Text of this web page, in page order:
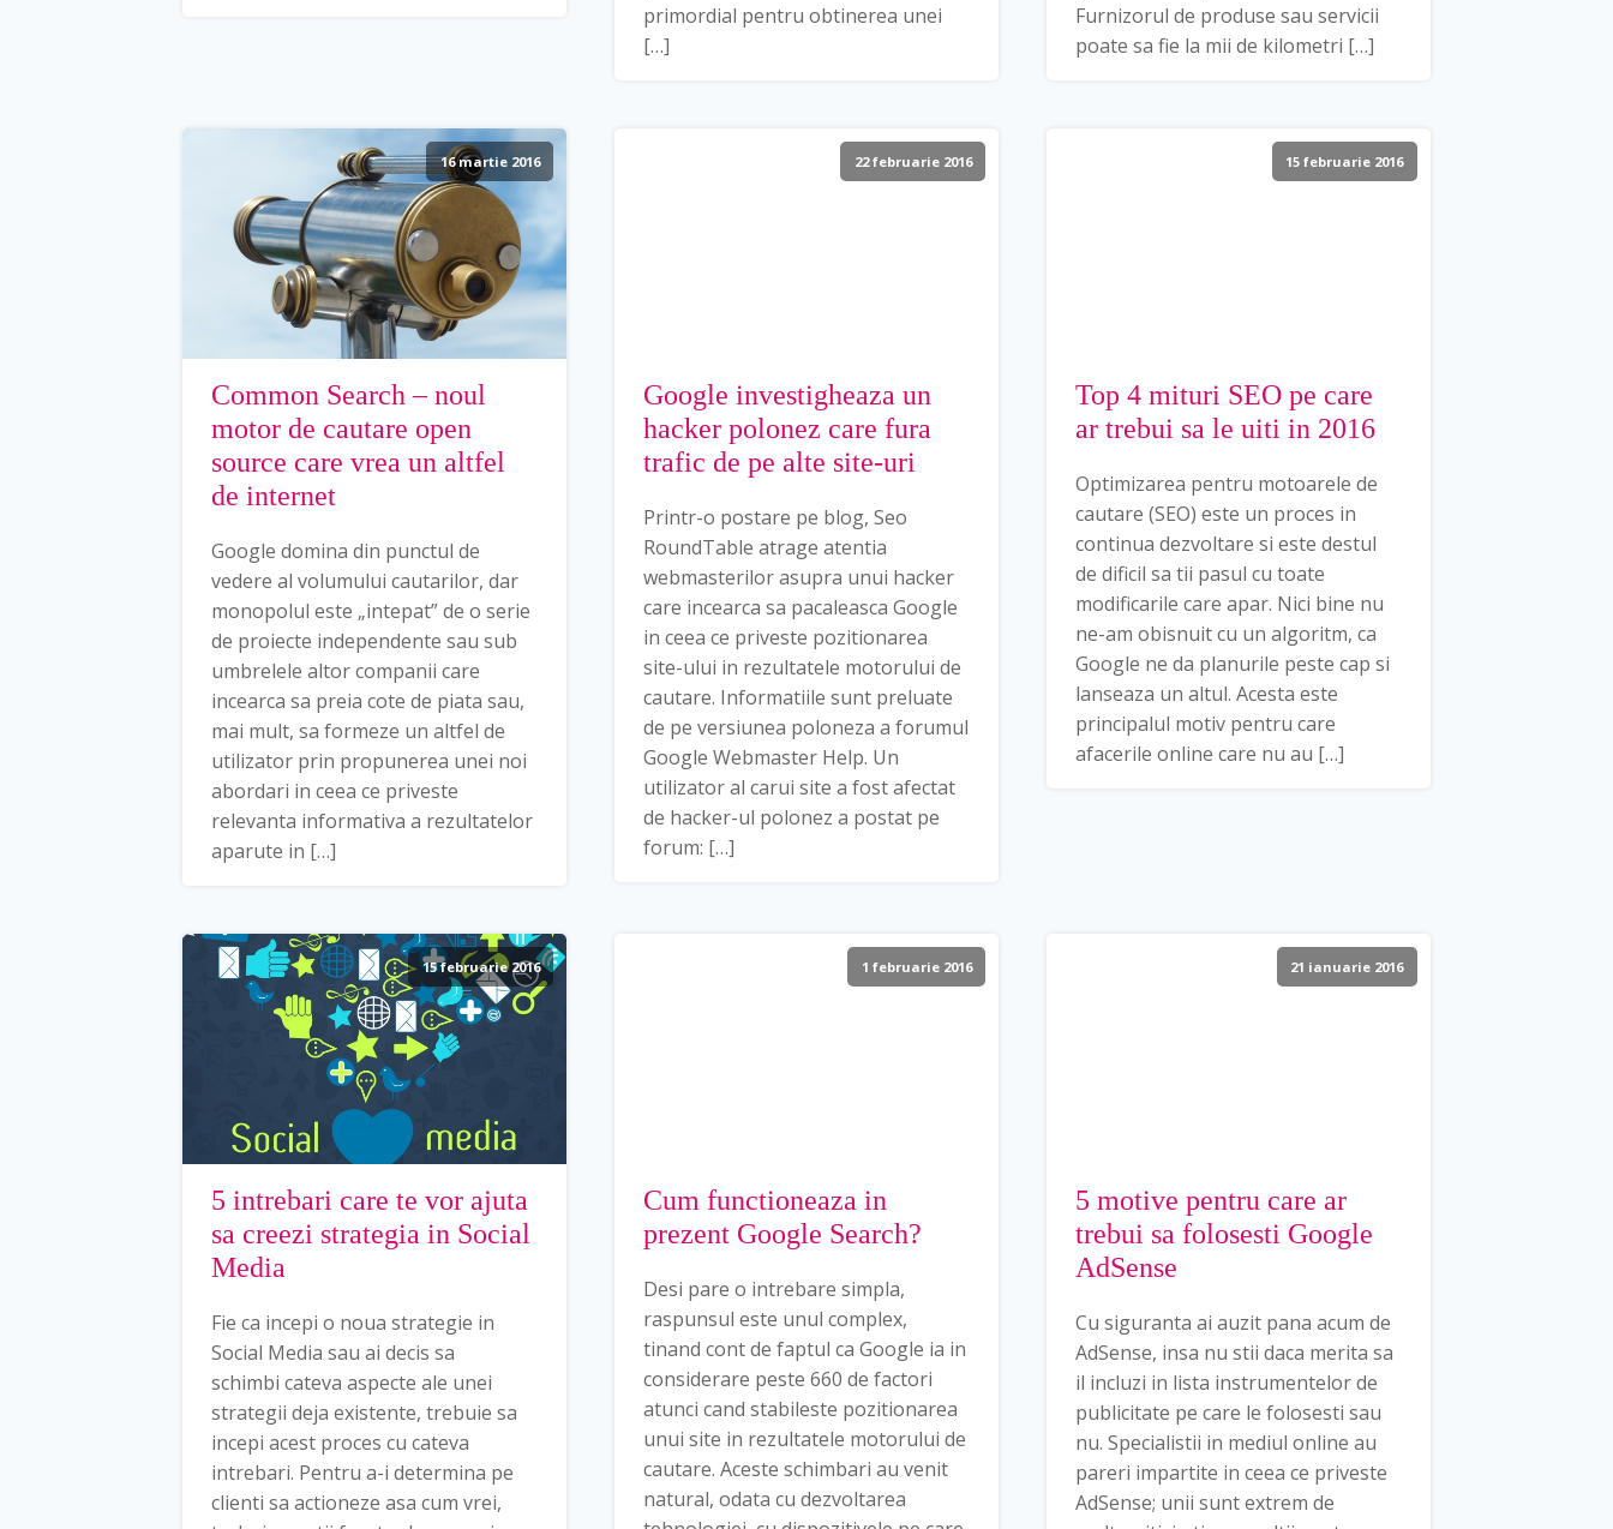
primordial pentru obtinerea unei
[…]
Furnizorul de produse sau servicii
poate sa fie la mii de kilometri […]
16 martie 2016
Common Search – noul
motor de cautare open
source care vrea un altfel
de internet
Google domina din punctul de
vedere al volumului cautarilor, dar
monopolul este „intepat” de o serie
de proiecte independente sau sub
umbrelele altor companii care
incearca sa preia cote de piata sau,
mai mult, sa formeze un altfel de
utilizator prin propunerea unei noi
abordari in ceea ce priveste
relevanta informativa a rezultatelor
aparute in […]
22 februarie 2016
Google investigheaza un
hacker polonez care fura
trafic de pe alte site-uri
Printr-o postare pe blog, Seo
RoundTable atrage atentia
webmasterilor asupra unui hacker
care incearca sa pacaleasca Google
in ceea ce priveste pozitionarea
site-ului in rezultatele motorului de
cautare. Informatiile sunt preluate
de pe versiunea poloneza a forumul
Google Webmaster Help. Un
utilizator al carui site a fost afectat
de hacker-ul polonez a postat pe
forum: […]
15 februarie 2016
Top 4 mituri SEO pe care
ar trebui sa le uiti in 2016
Optimizarea pentru motoarele de
cautare (SEO) este un proces in
continua dezvoltare si este destul
de dificil sa tii pasul cu toate
modificarile care apar. Nici bine nu
ne-am obisnuit cu un algoritm, ca
Google ne da planurile peste cap si
lanseaza un altul. Acesta este
principalul motiv pentru care
afacerile online care nu au […]
15 februarie 2016
5 intrebari care te vor ajuta
sa creezi strategia in Social
Media
Fie ca incepi o noua strategie in
Social Media sau ai decis sa
schimbi cateva aspecte ale unei
strategii deja existente, trebuie sa
incepi acest proces cu cateva
intrebari. Pentru a-i determina pe
clienti sa actioneze asa cum vrei,
1 februarie 2016
Cum functioneaza in
prezent Google Search?
Desi pare o intrebare simpla,
raspunsul este unul complex,
tinand cont de faptul ca Google ia in
considerare peste 660 de factori
atunci cand stabileste pozitionarea
unui site in rezultatele motorului de
cautare. Aceste schimbari au venit
natural, odata cu dezvoltarea
21 ianuarie 2016
5 motive pentru care ar
trebui sa folosesti Google
AdSense
Cu siguranta ai auzit pana acum de
AdSense, insa nu stii daca merita sa
il incluzi in lista instrumentelor de
publicitate pe care le folosesti sau
nu. Specialistii in mediul online au
pareri impartite in ceea ce priveste
AdSense; unii sunt extrem de